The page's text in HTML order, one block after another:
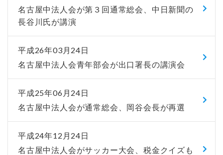
名古屋中法人会が第３回通常総会、中日新聞の
長谷川氏が講演
平成26年03月24日
名古屋中法人会青年部会が出口署長の講演会
平成25年06月24日
名古屋中法人会が通常総会、岡谷会長が再選
平成24年12月24日
名古屋中法人会がサッカー大会、税金クイズも